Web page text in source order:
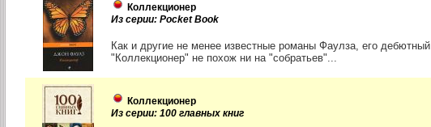
Коллекционер
Из серии: Pocket Book
Как и другие не менее известные романы Фаулза, его дебютный
"Коллекционер" не похож ни на "собратьев"...
Коллекционер
Из серии: 100 главных книг